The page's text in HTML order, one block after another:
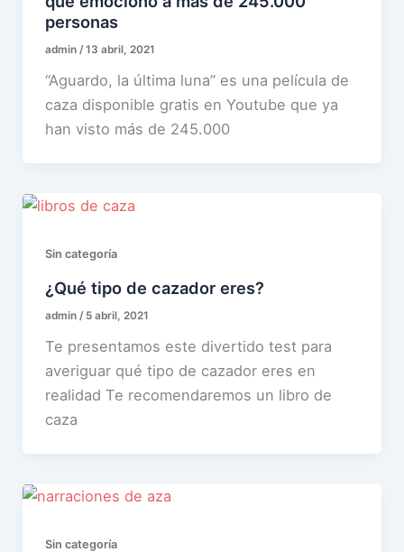
personas
admin / 13 abril, 2021
“Aguardo, la última luna” es una película de
caza disponible gratis en Youtube que ya
han visto más de 245.000
Sin categoría
¿Qué tipo de cazador eres?
admin / 5 abril, 2021
Te presentamos este divertido test para
averiguar qué tipo de cazador eres en
realidad Te recomendaremos un libro de
caza
Sin categoría